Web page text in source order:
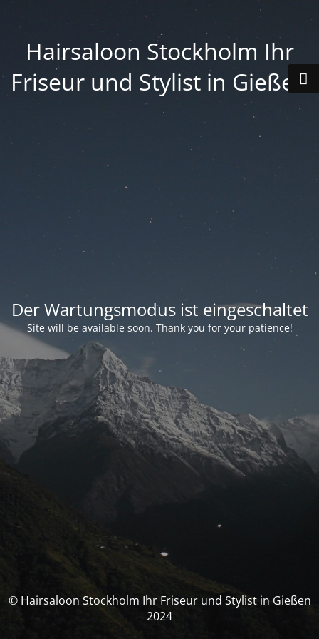
Hairsaloon Stockholm Ihr
Friseur und Stylist in Gießen
Der Wartungsmodus ist eingeschaltet
Site will be available soon. Thank you for your patience!
© Hairsaloon Stockholm Ihr Friseur und Stylist in Gießen
2024